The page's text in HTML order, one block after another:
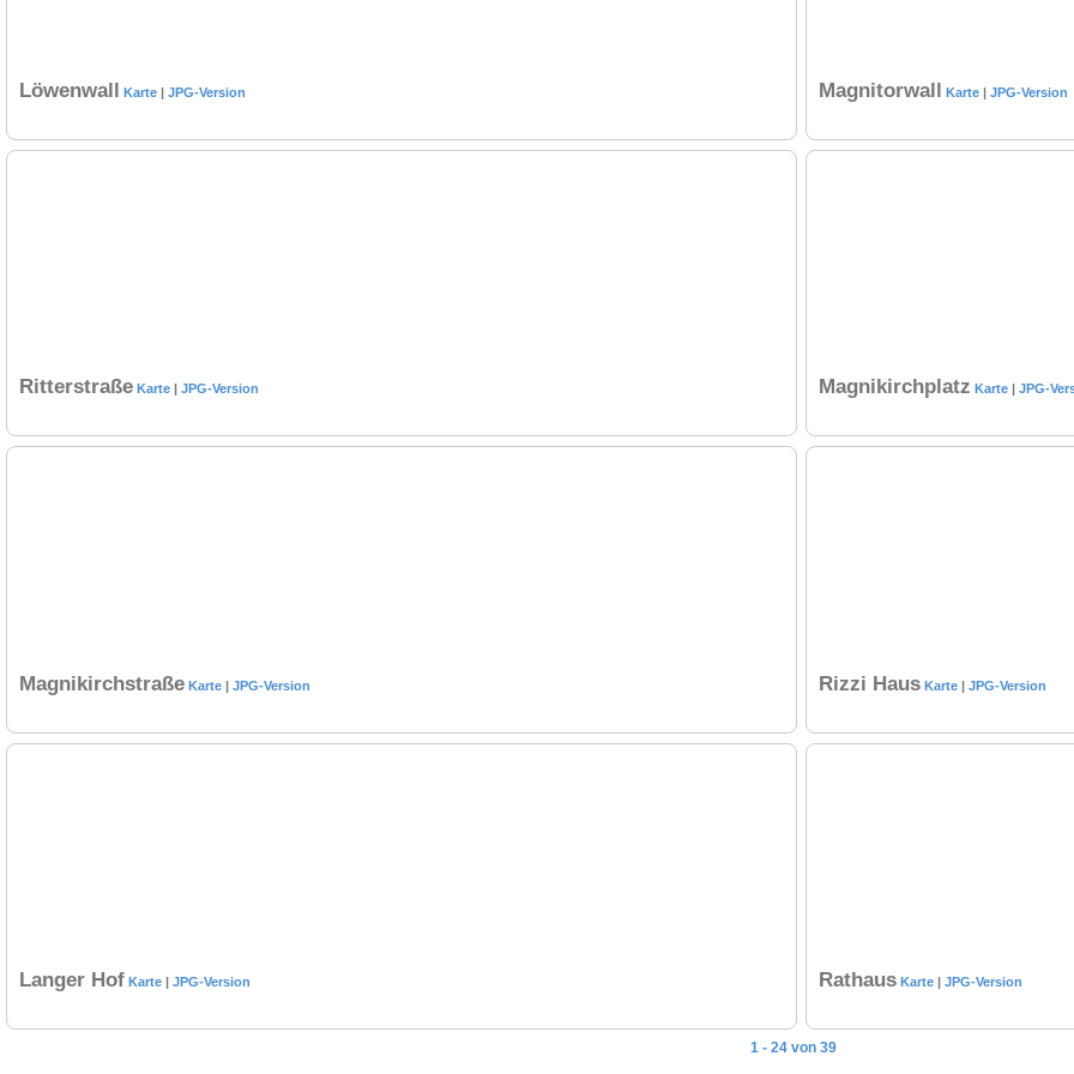
Löwenwall Karte | JPG-Version Magnitorwall Karte | JPG-Version
Ritterstraße Karte JPG-Version Magnikirchplatz Karte JPG-
Magnikirchstraße Karte | JPG-Version Rizzi Haus Karte | JPG-Version
Langer Hof Karte | JPG-Version Rathaus Karte | JPG-Version
1 - 24 von 39